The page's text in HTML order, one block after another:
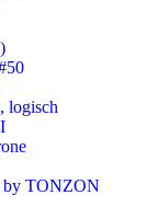
logisch
by TONZON